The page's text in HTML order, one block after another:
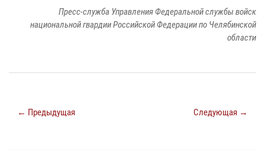
Пресс-служба Управления Федеральной службы войск
национальной гвардии Российской Федерации по Челябинской
области
← Предыдущая Следующая →